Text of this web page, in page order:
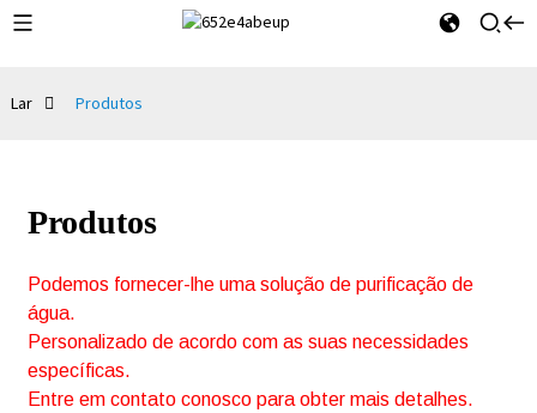
Lar Produtos
Produtos
Podemos fornecer-lhe uma solução de purificação de
água.
Personalizado de acordo com as suas necessidades
específicas.
Entre em contato conosco para obter mais detalhes.